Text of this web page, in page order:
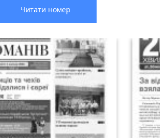
Читати номер